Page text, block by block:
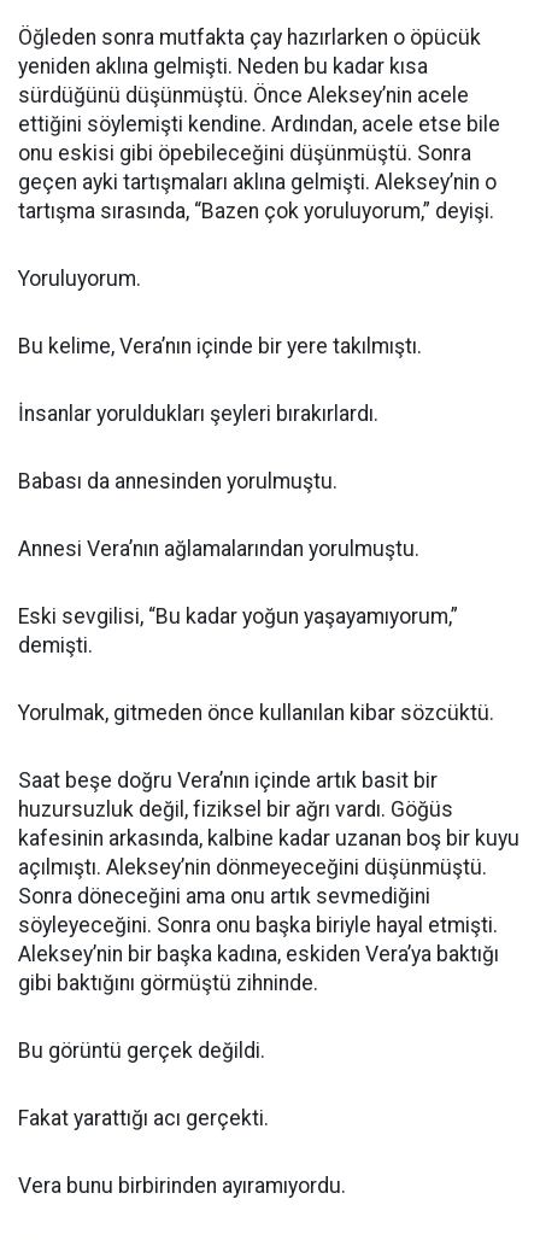
Öğleden sonra mutfakta çay hazırlarken o öpücük
yeniden aklına gelmişti. Neden bu kadar kısa
sürdüğünü düşünmüştü. Önce Aleksey’nin acele
ettiğini söylemişti kendine. Ardından, acele etse bile
onu eskisi gibi öpebileceğini düşünmüştü. Sonra
geçen ayki tartışmaları aklına gelmişti. Aleksey’nin o
tartışma sırasında, “Bazen çok yoruluyorum,” deyişi.
Yoruluyorum.
Bu kelime, Vera’nın içinde bir yere takılmıştı.
İnsanlar yoruldukları şeyleri bırakırlardı.
Babası da annesinden yorulmuştu.
Annesi Vera’nın ağlamalarından yorulmuştu.
Eski sevgilisi, “Bu kadar yoğun yaşayamıyorum,”
demişti.
Yorulmak, gitmeden önce kullanılan kibar sözcüktü.
Saat beşe doğru Vera’nın içinde artık basit bir
huzursuzluk değil, fiziksel bir ağrı vardı. Göğüs
kafesinin arkasında, kalbine kadar uzanan boş bir kuyu
açılmıştı. Aleksey’nin dönmeyeceğini düşünmüştü.
Sonra döneceğini ama onu artık sevmediğini
söyleyeceğini. Sonra onu başka biriyle hayal etmişti.
Aleksey’nin bir başka kadına, eskiden Vera’ya baktığı
gibi baktığını görmüştü zihninde.
Bu görüntü gerçek değildi.
Fakat yarattığı acı gerçekti.
Vera bunu birbirinden ayıramıyordu.